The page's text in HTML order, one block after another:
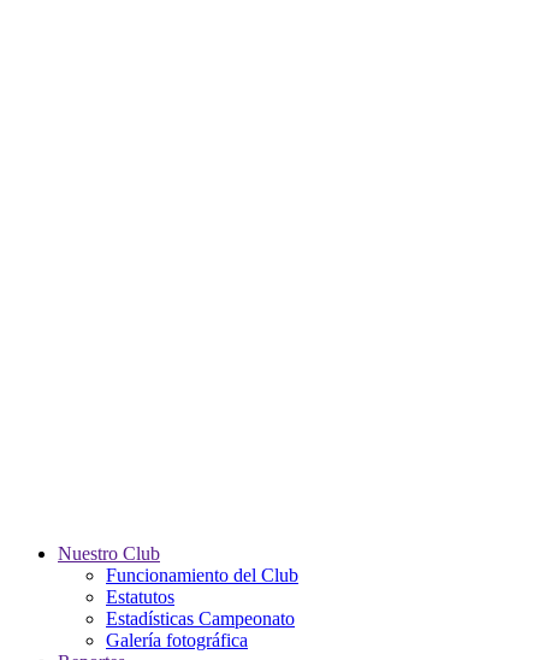
Nuestro Club
Funcionamiento del Club
Estatutos
Estadísticas Campeonato
Galería fotográfica